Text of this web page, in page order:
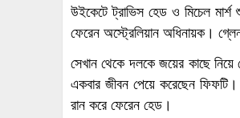
উইকেটে ট্রাভিস হেড ও মিচেল মার্শ
ফেরেন অস্ট্রেলিয়ান অধিনায়ক।
সেখান থেকে দলকে জয়ের কাছে
একবার জীবন পেয়ে করেছেন
রান করে ফেরেন হেড।